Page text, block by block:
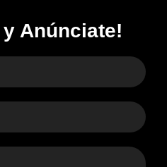
y Anúnciate!